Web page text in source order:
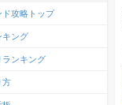
ド攻略トップ
キング
ランキング
方